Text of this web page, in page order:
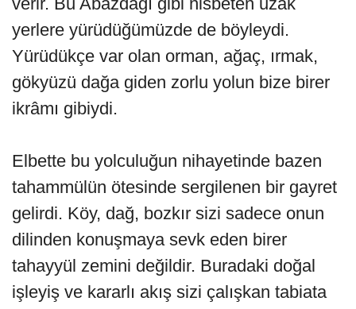
yerlere yürüdüğümüzde de böyleydi.
Yürüdükçe var olan orman, ağaç, ırmak,
gökyüzü dağa giden zorlu yolun bize birer
ikrâmı gibiydi.
Elbette bu yolculuğun nihayetinde bazen
tahammülün ötesinde sergilenen bir gayret
gelirdi. Köy, dağ, bozkır sizi sadece onun
dilinden konuşmaya sevk eden birer
tahayyül zemini değildir. Buradaki doğal
işleyiş ve kararlı akış sizi çalışkan tabiata